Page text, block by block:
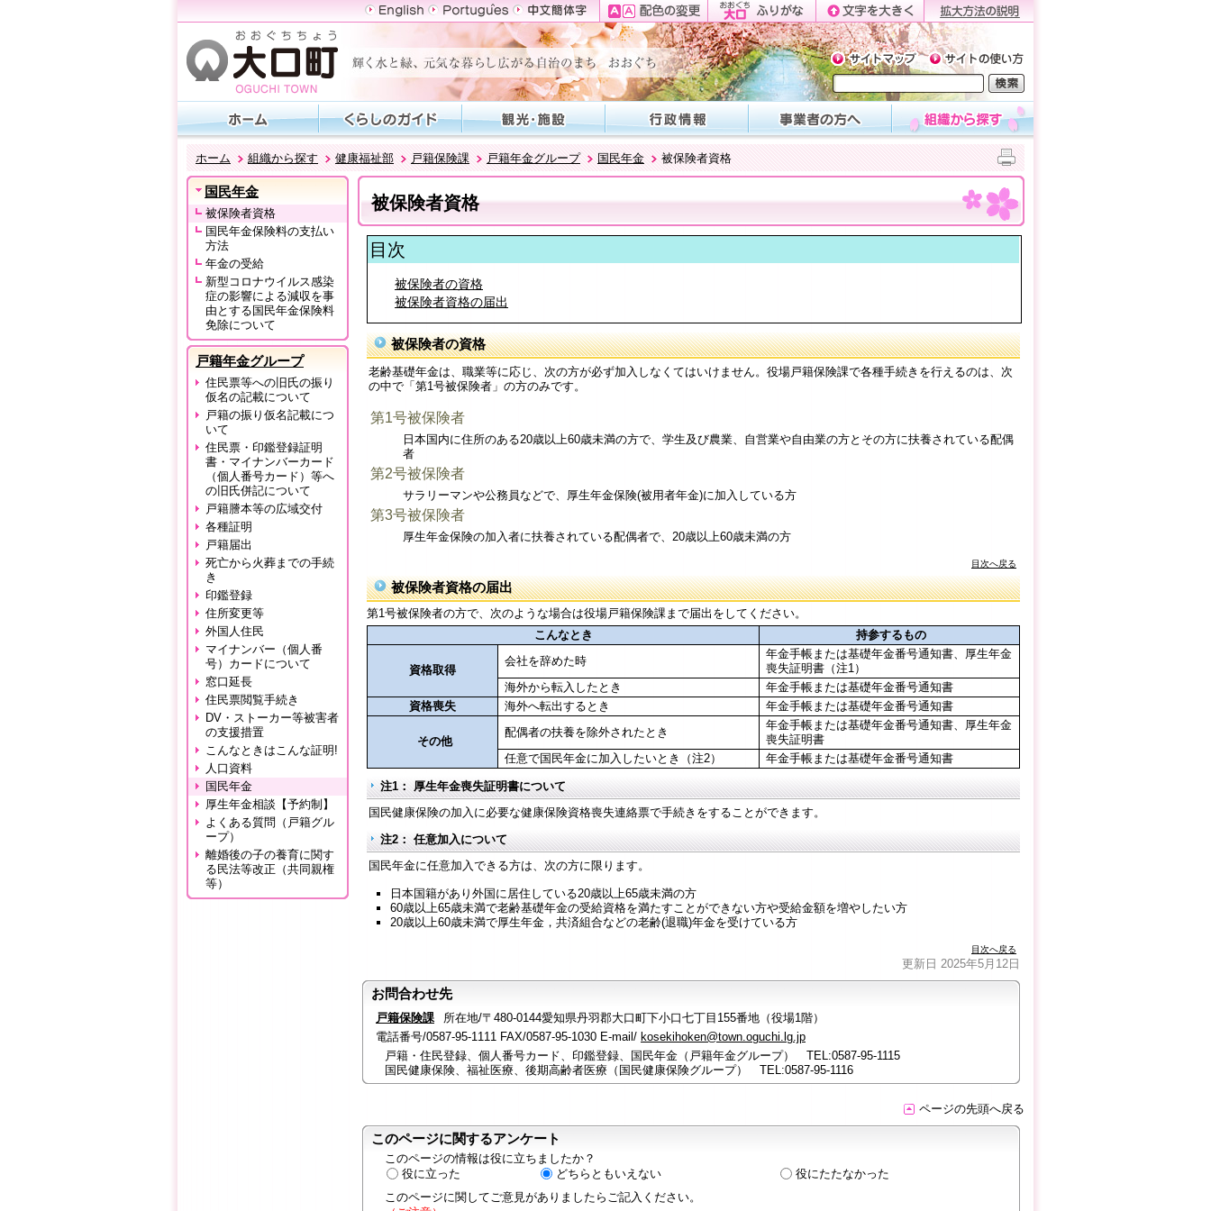
ホーム 組織から探す 健康福祉部 戸籍保険課 戸籍年金グループ 国民年金 被保険者資格
国民年金
被保険者資格
国民年金保険料の支払い
方法
年金の受給
新型コロナウイルス感染
症の影響による減収を事
由とする国民年金保険料
免除について
戸籍年金グループ
住民票等への旧氏の振り
仮名の記載について
戸籍の振り仮名記載につ
いて
住民票・印鑑登録証明
書・マイナンバーカード
（個人番号カード）等へ
の旧氏併記について
戸籍謄本等の広域交付
各種証明
戸籍届出
死亡から火葬までの手続
き
印鑑登録
住所変更等
外国人住民
マイナンバー（個人番
号）カードについて
窓口延長
住民票閲覧手続き
DV・ストーカー等被害者
の支援措置
こんなときはこんな証明!
人口資料
国民年金
厚生年金相談【予約制】
よくある質問（戸籍グル
ープ）
離婚後の子の養育に関す
る民法等改正（共同親権
等）
被保険者資格
目次
被保険者の資格
被保険者資格の届出
被保険者の資格
老齢基礎年金は、職業等に応じ、次の方が必ず加入しなくてはいけません。役場戸籍保険課で各種手続きを行えるのは、次
の中で「第1号被保険者」の方のみです。
第1号被保険者
日本国内に住所のある20歳以上60歳未満の方で、学生及び農業、自営業や自由業の方とその方に扶養されている配偶
者
第2号被保険者
サラリーマンや公務員などで、厚生年金保険(被用者年金)に加入している方
第3号被保険者
厚生年金保険の加入者に扶養されている配偶者で、20歳以上60歳未満の方
目次へ戻る
被保険者資格の届出
第1号被保険者の方で、次のような場合は役場戸籍保険課まで届出をしてください。
こんなとき
持参するもの
資格取得
会社を辞めた時
年金手帳または基礎年金番号通知書、厚生年金
喪失証明書（注1）
海外から転入したとき
年金手帳または基礎年金番号通知書
資格喪失
海外へ転出するとき 年金手帳または基礎年金番号通知書
その他
配偶者の扶養を除外されたとき
年金手帳または基礎年金番号通知書、厚生年金
喪失証明書
任意で国民年金に加入したいとき（注2）
年金手帳または基礎年金番号通知書
注1： 厚生年金喪失証明書について
国民健康保険の加入に必要な健康保険資格喪失連絡票で手続きをすることができます。
注2： 任意加入について
国民年金に任意加入できる方は、次の方に限ります。
日本国籍があり外国に居住している20歳以上65歳未満の方
60歳以上65歳未満で老齢基礎年金の受給資格を満たすことができない方や受給金額を増やしたい方
20歳以上60歳未満で厚生年金，共済組合などの老齢(退職)年金を受けている方
目次へ戻る
更新日 2025年5月12日
お問合わせ先
戸籍保険課
所在地/〒480-0144愛知県丹羽郡大口町下小口七丁目155番地（役場1階）
電話番号/0587-95-1111 FAX/0587-95-1030 E-mail/ kosekihoken@town.oguchi.lg.jp
戸籍・住民登録、個人番号カード、印鑑登録、国民年金（戸籍年金グループ） TEL:0587-95-1115
国民健康保険、福祉医療、後期高齢者医療（国民健康保険グループ） TEL:0587-95-1116
ページの先頭へ戻る
このページに関するアンケート
このページの情報は役に立ちましたか？
役に立った
どちらともいえない
役にたたなかった
このページに関してご意見がありましたらご記入ください。